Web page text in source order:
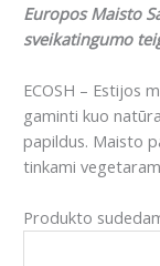
Europos Maisto
sveikatingumo
ECOSH – Estijos
gaminti kuo
papildus. Maisto
tinkami
Produkto